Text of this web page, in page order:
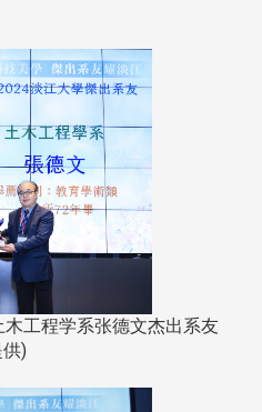
工程学系张德文杰出系友
)​​​​​​​